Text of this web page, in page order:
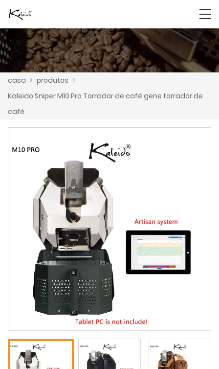
casa > produtos >
Kaleido Sniper M10 Pro Torrador de café gene torrador de
café